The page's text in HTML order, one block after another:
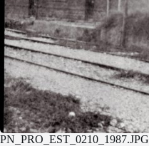
PN_PRO_EST_0210_1987.JPG